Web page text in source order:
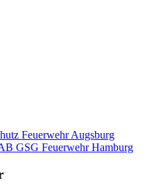
Feuerwehr Augsburg
GSG Feuerwehr Hamburg